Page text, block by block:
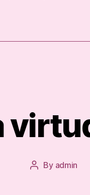
Post
By admin